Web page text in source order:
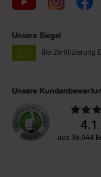
Unsere Siegel
Bio Zertifizierung
Unsere
Bewertungen
4.1
aus 36.044